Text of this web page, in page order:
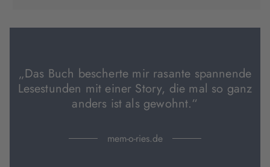
Tab
Tab
Tab
„Das Buch bescherte mir rasante spannende
Lesestunden mit einer Story, die mal so ganz
anders ist als gewohnt.“
mem-o-ries.de